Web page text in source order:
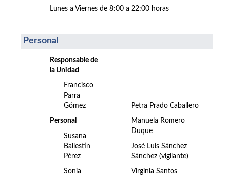
Lunes a Viernes de 8:00 a 22:00 horas
Personal
Responsable de
la Unidad
Francisco
Parra
Gómez
Personal
Susana
Ballestín
Pérez
Sonia
Petra Prado Caballero
Manuela Romero
Duque
José Luis Sánchez
Sánchez (vigilante)
Virginia Santos